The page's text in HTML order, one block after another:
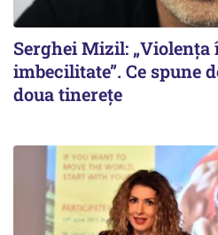
Serghei Mizil: „Violența
imbecilitate”. Ce spune
doua tinerețe